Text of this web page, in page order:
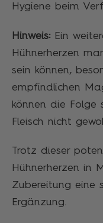
Hygiene beim
Hinweis: Ein
Hühnerherzen
sein können,
empfindlichen
können die Folge
Fleisch nicht
Trotz dieser
Hühnerherzen in
Zubereitung eine
Ergänzung.